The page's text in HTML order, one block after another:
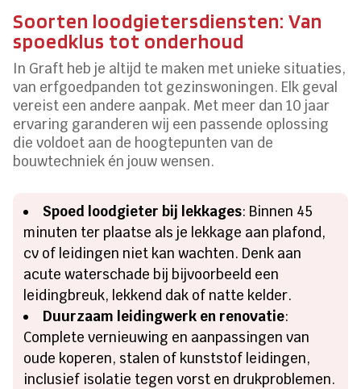
Soorten loodgietersdiensten: Van
spoedklus tot onderhoud
In Graft heb je altijd te maken met unieke situaties,
van erfgoedpanden tot gezinswoningen.​ Elk geval
vereist een andere aanpak.​ Met meer dan 10 jaar
ervaring garanderen wij een passende oplossing
die voldoet aan de hoogtepunten van de
bouwtechniek én jouw wensen.​
Spoed loodgieter bij lekkages: Binnen 45
minuten ter plaatse als je lekkage aan plafond,
cv of leidingen niet kan wachten.​ Denk aan
acute waterschade bij bijvoorbeeld een
leidingbreuk, lekkend dak of natte kelder.​
Duurzaam leidingwerk en renovatie:
Complete vernieuwing en aanpassingen van
oude koperen, stalen of kunststof leidingen,
inclusief isolatie tegen vorst en drukproblemen.​